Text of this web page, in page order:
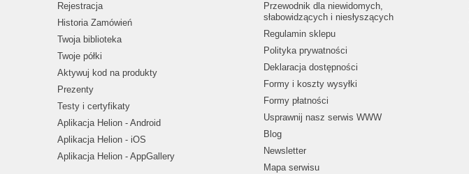
Rejestracja
Historia Zamówień
Twoja biblioteka
Twoje półki
Aktywuj kod na produkty
Prezenty
Testy i certyfikaty
Aplikacja Helion - Android
Aplikacja Helion - iOS
Aplikacja Helion - AppGallery
Przewodnik dla niewidomych,
słabowidzących i niesłyszących
Regulamin sklepu
Polityka prywatności
Deklaracja dostępności
Formy i koszty wysyłki
Formy płatności
Usprawnij nasz serwis WWW
Blog
Newsletter
Mapa serwisu